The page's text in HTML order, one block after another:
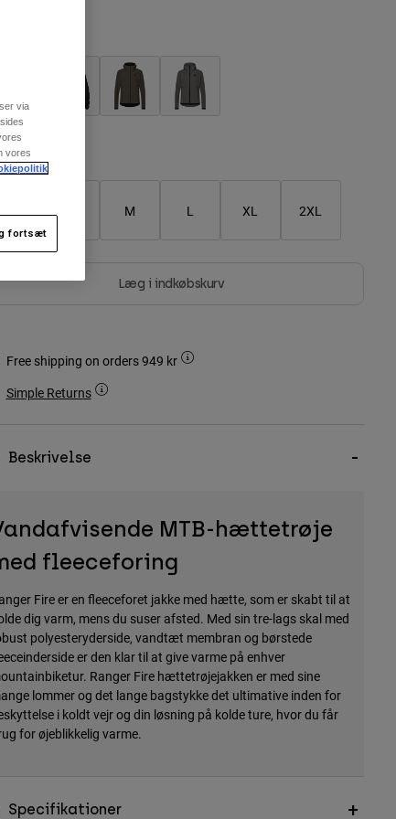
M L XL 2XL
Læg i indkøbskurv
Free shipping on orders 949 kr
Simple Returns
Beskrivelse
MTB-hættetrøje
fleeceforing
Fire er en fleeceforet jakke med hætte, som er skabt til at
dig varm, mens du suser afsted. Med sin tre-lags skal med
polyesteryderside, vandtæt membran og børstede
er den klar til at give varme på enhver
Ranger Fire hættetrøjejakken er med sine
lommer og det lange bagstykke det ultimative inden for
i koldt vejr og din løsning på kolde ture, hvor du får
for øjeblikkelig varme.
Specifikationer
via
vores
fortsæt